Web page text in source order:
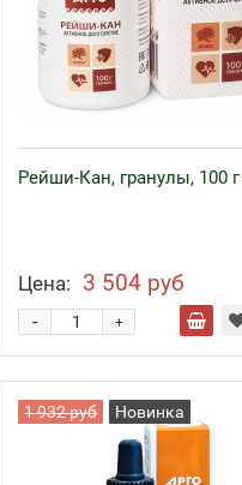
Рейши-Кан, гранулы, 100 г
Цена: 3 504 руб
+
-
1 932 руб Новинка